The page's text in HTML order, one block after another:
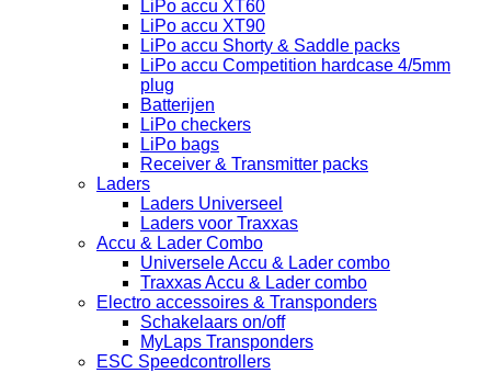
LiPo accu XT60
LiPo accu XT90
LiPo accu Shorty & Saddle packs
LiPo accu Competition hardcase 4/5mm
plug
Batterijen
LiPo checkers
LiPo bags
Receiver & Transmitter packs
Laders
Laders Universeel
Laders voor Traxxas
Accu & Lader Combo
Universele Accu & Lader combo
Traxxas Accu & Lader combo
Electro accessoires & Transponders
Schakelaars on/off
MyLaps Transponders
ESC Speedcontrollers